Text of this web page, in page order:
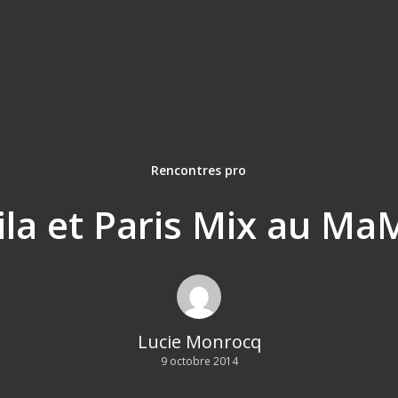
Rencontres pro
et Paris Mix au
Lucie Monrocq
9 octobre 2014